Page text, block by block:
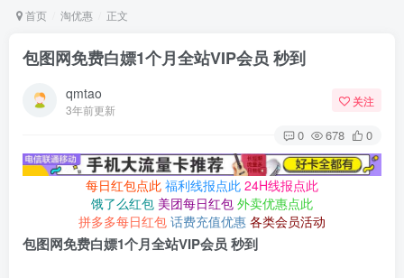
首页 淘优惠 正文
包图网免费白嫖1个月全站VIP会员 秒到
qmtao
3年前更新
关注
0 678 0
每日红包点此 福利线报点此 24H线报点此
饿了么红包 美团每日红包 外卖优惠点此
拼多多每日红包 话费充值优惠 各类会员活动
包图网免费白嫖1个月全站VIP会员 秒到